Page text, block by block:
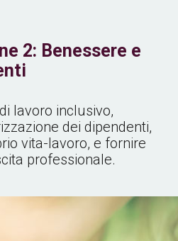
2: Benessere e
lavoro inclusivo,
dei dipendenti,
vita-lavoro, e fornire
professionale.